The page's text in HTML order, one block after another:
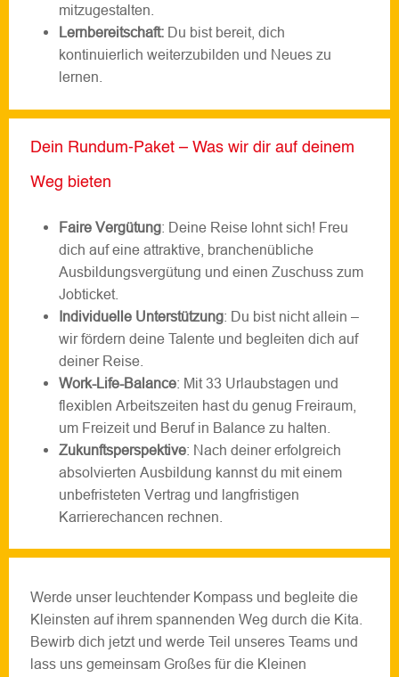
mitzugestalten.
Lernbereitschaft: Du bist bereit, dich
kontinuierlich weiterzubilden und Neues zu
lernen.
Dein Rundum-Paket – Was wir dir auf deinem
Weg bieten
Faire Vergütung: Deine Reise lohnt sich! Freu
dich auf eine attraktive, branchenübliche
Ausbildungsvergütung und einen Zuschuss zum
Jobticket.
Individuelle Unterstützung: Du bist nicht allein –
wir fördern deine Talente und begleiten dich auf
deiner Reise.
Work-Life-Balance: Mit 33 Urlaubstagen und
flexiblen Arbeitszeiten hast du genug Freiraum,
um Freizeit und Beruf in Balance zu halten.
Zukunftsperspektive: Nach deiner erfolgreich
absolvierten Ausbildung kannst du mit einem
unbefristeten Vertrag und langfristigen
Karrierechancen rechnen.
Werde unser leuchtender Kompass und begleite die
Kleinsten auf ihrem spannenden Weg durch die Kita.
Bewirb dich jetzt und werde Teil unseres Teams und
lass uns gemeinsam Großes für die Kleinen